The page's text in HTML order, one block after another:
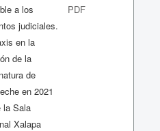
a los
judiciales.
en la
de la
de
en 2021
la Sala
Xalapa
PDF